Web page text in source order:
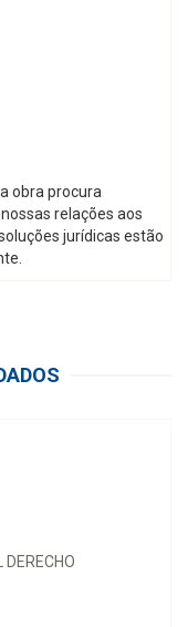
obra procura
relações aos
jurídicas estão